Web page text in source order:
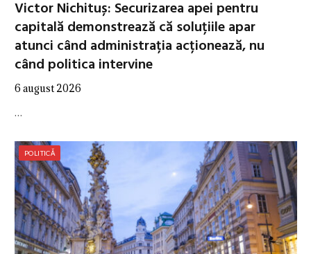
Victor Nichituș: Securizarea apei pentru
capitală demonstrează că soluțiile apar
atunci când administrația acționează, nu
când politica intervine
6 august 2026
…
POLITICĂ